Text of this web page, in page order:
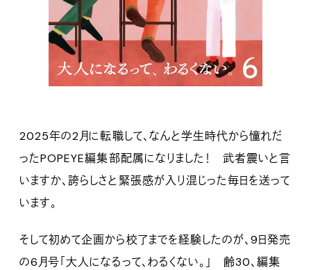
2025年の2月に転職して、なんと学生時代から憧れだ
ったPOPEYE編集部配属になりました！ 武者震いと言
いますか、誇らしさと緊張感が入り混じった毎日を送って
います。
そして初めて企画から校了までを経験したのが、9日発売
の6月号「大人になるって、わるくない。」 齢30、編集